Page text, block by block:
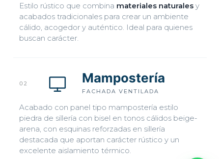
Estilo rústico que combina materiales naturales y
acabados tradicionales para crear un ambiente
cálido, acogedor y auténtico. Ideal para quienes
buscan carácter.
02 Mampostería
FACHADA VENTILADA
Acabado con panel tipo mampostería estilo
piedra de sillería con bisel en tonos cálidos beige-
arena, con esquinas reforzadas en sillería
destacada que aportan carácter rústico y un
excelente aislamiento térmico.
Hablar con un asesor
Para revisar tu presupuesto y avanzar con tu proyecto
722 576 582